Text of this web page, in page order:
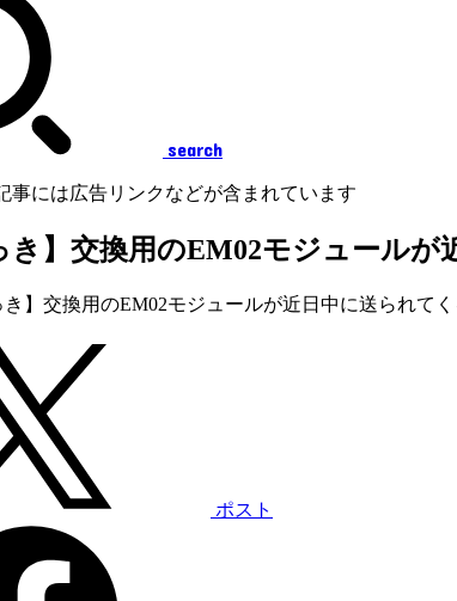
search
事には広告リンクなどが含まれています
き】交換用のEM02モジュール
ポスト